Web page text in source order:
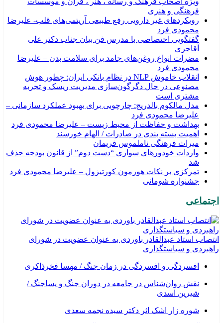
فرهنگی و هنری
رویکردهای غیر دارویی رفع طبیعی آریتمی‌های قلب- علیرضا
محمودی فرد
گفتگویی اختصاصی با مدرس فن بیان جناب دکتر علی
آقاجری
مضرات انواع روغن‌های جامد برای سلامت بدن – علیرضا
محمودی فرد
انقلاب خاموش NLP در نظام بانکی ایران: چطور هوش
مصنوعی در حال دگرگون‌سازی مدیریت ریسک و تجربه
مشتری است
مدل مالکوم بالدریج: چارچوبی برای بهبود عملکرد سازمانی –
علیرضا محمودی فرد
بهداشت و حفاظت از محیط زیست – علیرضا محمودی فرد
اهمیت بسته بندی در صادرات / الهام خورسند
میراث فرهنگی ناملموس فریمان
واردات خودورهای سواری “دست دوم” از قانون بودجه حذف
شد
تمرکزی بر نکات هورمون کورتیزول – علیرضا محمودی فرد
جشنواره شومانی
اجتماعی
انتصاب استاد عبدالقادر باوردی به عنوان عضویت در شورای
راهبردی و سیاستگذاری
افسردگی و افسردگی در زمان جنگ / مهسا فخرذاکری
نقش روان‌شناس در جامعه در دوران جنگ و پساجنگ /
شیرین اسدی
شوره زار اشک اثر دکتر سیده نجمه سعدی